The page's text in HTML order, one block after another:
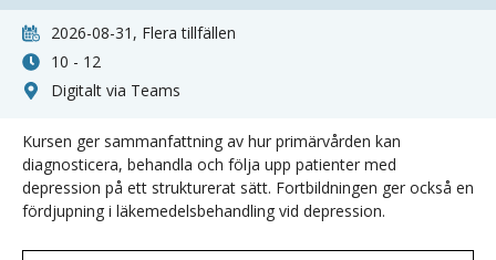
2026-08-31, Flera tillfällen
10 - 12
Digitalt via Teams
Kursen ger sammanfattning av hur primärvården kan
diagnosticera, behandla och följa upp patienter med
depression på ett strukturerat sätt. Fortbildningen ger också en
fördjupning i läkemedelsbehandling vid depression.